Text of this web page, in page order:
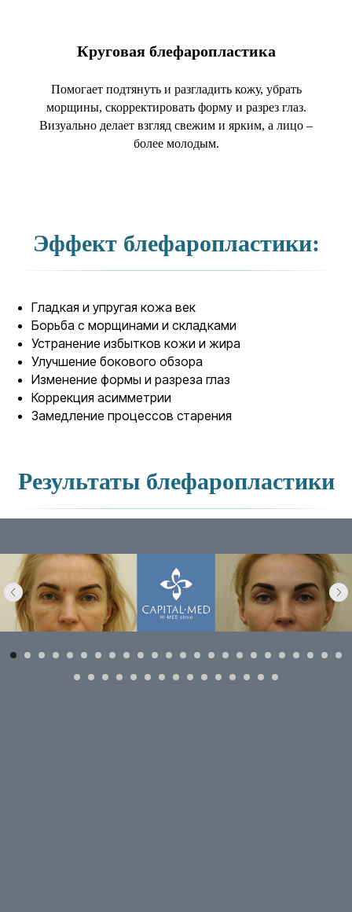
Круговая блефаропластика
Помогает подтянуть и разгладить кожу, убрать
морщины, скорректировать форму и разрез глаз.
Визуально делает взгляд свежим и ярким, а лицо –
более молодым.
Эффект блефаропластики:
Гладкая и упругая кожа век
Борьба с морщинами и складками
Устранение избытков кожи и жира
Улучшение бокового обзора
Изменение формы и разреза глаз
Коррекция асимметрии
Замедление процессов старения
Результаты блефаропластики